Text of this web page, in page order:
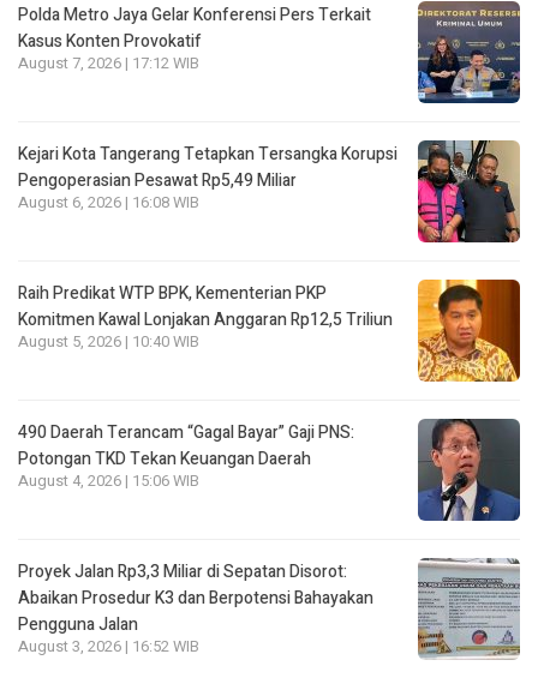
Polda Metro Jaya Gelar Konferensi Pers Terkait
Kasus Konten Provokatif
August 7, 2026 | 17:12 WIB
Kejari Kota Tangerang Tetapkan Tersangka Korupsi
Pengoperasian Pesawat Rp5,49 Miliar
August 6, 2026 | 16:08 WIB
Raih Predikat WTP BPK, Kementerian PKP
Komitmen Kawal Lonjakan Anggaran Rp12,5 Triliun
August 5, 2026 | 10:40 WIB
490 Daerah Terancam “Gagal Bayar” Gaji PNS:
Potongan TKD Tekan Keuangan Daerah
August 4, 2026 | 15:06 WIB
Proyek Jalan Rp3,3 Miliar di Sepatan Disorot:
Abaikan Prosedur K3 dan Berpotensi Bahayakan
Pengguna Jalan
August 3, 2026 | 16:52 WIB